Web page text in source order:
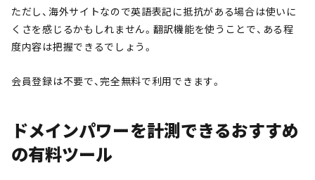
ただし、海外サイトなので英語表記に抵抗がある場合は使いに
くさを感じるかもしれません。翻訳機能を使うことで、ある程
度内容は把握できるでしょう。
会員登録は不要で、完全無料で利用できます。
ドメインパワーを計測できるおすすめ
の有料ツール